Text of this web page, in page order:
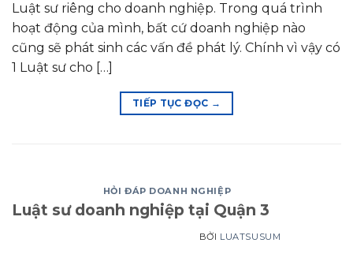
Luật sư riêng cho doanh nghiệp. Trong quá trình
hoạt động của mình, bất cứ doanh nghiệp nào
cũng sẽ phát sinh các vấn đề phát lý. Chính vì vậy có
1 Luật sư cho […]
TIẾP TỤC ĐỌC →
HỎI ĐÁP DOANH NGHIỆP
Luật sư doanh nghiệp tại Quận 3
BỞI LUATSUSUM